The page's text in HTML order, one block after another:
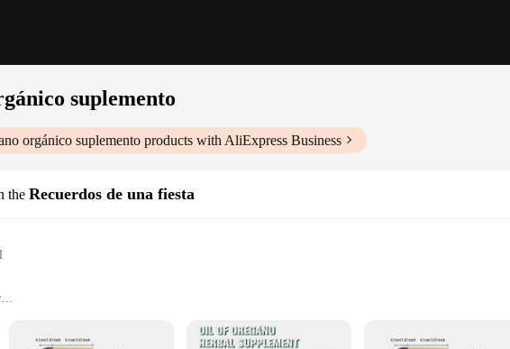
suplemento
orgánico suplemento products with AliExpress Business
the Recuerdos de una fiesta